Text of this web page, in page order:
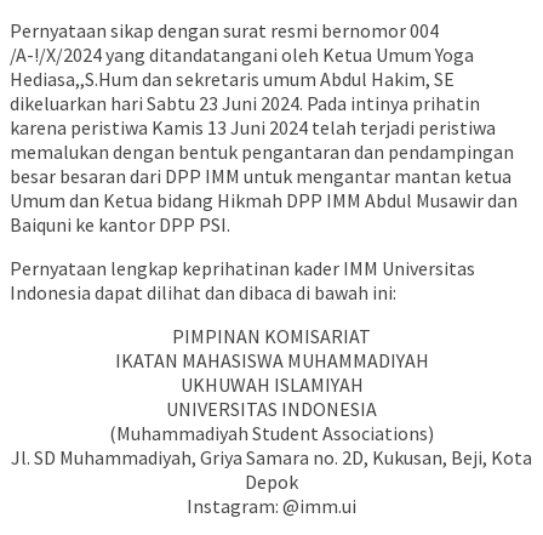
Pernyataan sikap dengan surat resmi bernomor 004
/A-!/X/2024 yang ditandatangani oleh Ketua Umum Yoga
Hediasa,,S.Hum dan sekretaris umum Abdul Hakim, SE
dikeluarkan hari Sabtu 23 Juni 2024. Pada intinya prihatin
karena peristiwa Kamis 13 Juni 2024 telah terjadi peristiwa
memalukan dengan bentuk pengantaran dan pendampingan
besar besaran dari DPP IMM untuk mengantar mantan ketua
Umum dan Ketua bidang Hikmah DPP IMM Abdul Musawir dan
Baiquni ke kantor DPP PSI.
Pernyataan lengkap keprihatinan kader IMM Universitas
Indonesia dapat dilihat dan dibaca di bawah ini:
PIMPINAN KOMISARIAT
IKATAN MAHASISWA MUHAMMADIYAH
UKHUWAH ISLAMIYAH
UNIVERSITAS INDONESIA
(Muhammadiyah Student Associations)
Jl. SD Muhammadiyah, Griya Samara no. 2D, Kukusan, Beji, Kota
Depok
Instagram: @imm.ui